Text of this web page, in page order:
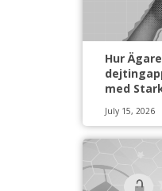
Hur
med
July 15, 2026